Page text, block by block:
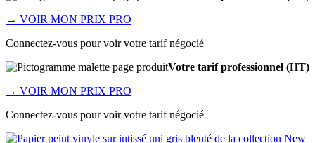
→ VOIR MON PRIX PRO
Connectez-vous pour voir votre tarif négocié
Votre tarif professionnel (HT)
→ VOIR MON PRIX PRO
Connectez-vous pour voir votre tarif négocié